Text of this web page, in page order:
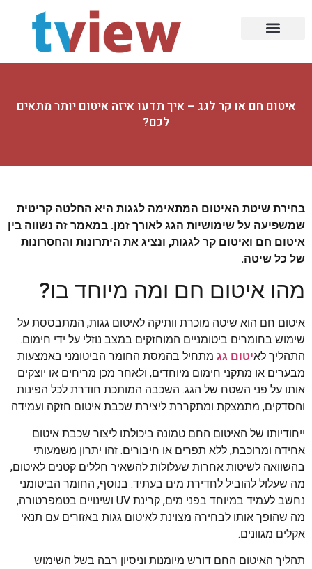
איטום חם או קר לגג – איך תדעו איזה איטום יותר מתאים
לכם?
בחירת שיטת האיטום המתאימה לגגות היא החלטה קריטית
שמשפיעה על שימושיות הגג לאורך זמן. במאמר זה נשווה בין
איטום חם ואיטום קר לגגות, ונציג את היתרונות והחסרונות
של כל שיטה.
מהו איטום חם ומה מיוחד בו?
איטום חם הוא שיטה מוכרת וותיקה לאיטום גגות, המתבססת על
שימוש בחומרים ביטומניים המוחזקים במצב נוזלי על ידי חימום.
התהליך לאיטום גג מתחיל בהמסת החומר הביטומני באמצעות
מבערים או מתקני חימום מיוחדים, ולאחר מכן מריחים או יוצקים
אותו על פני השטח של הגג. השכבה המותכת חודרת לכל הפינות
והסדקים, מתמצקת ומתקררת ליצירת שכבת איטום חזקה ועמידה.
ייחודיותו של האיטום החם טמונה ביכולתו ליצור שכבת איטום
אחידה ומרוכבת, ללא תפרים או חיבורים. זהו יתרון משמעותי
בהשוואה לשיטות אחרות שעלולות להשאיר חללים קטנים לאיטום,
מה שעלול להוביל לחדירת מים בעתיד. בנוסף, החומר הביטומני
נחשב לעמיד במיוחד בפני מים, קרינת UV ושינויים בטמפרטורה,
מה שהופך אותו לבחירה מצוינת לאיטום גגות באזורים עם תנאי
אקלים מגוונים.
תהליך האיטום החם דורש מיומנות וניסיון רבה בשל השימוש